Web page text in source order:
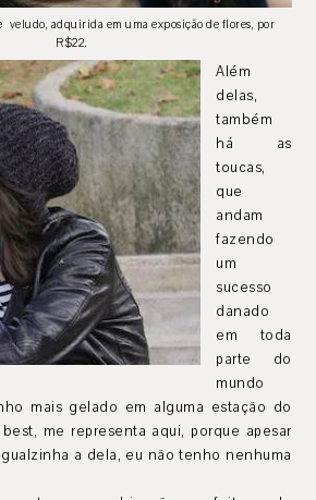
veludo, adquirida em uma exposição de flores, por
R$22.
Além
delas,
também
há as
toucas,
que
andam
fazendo
um
sucesso
danado
em toda
parte do
mundo
mais gelado em alguma estação do
me representa aqui, porque apesar
a dela, eu não tenho nenhuma